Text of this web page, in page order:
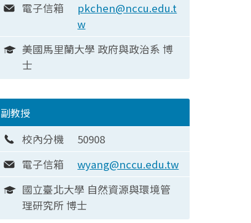
電子信箱
pkchen@nccu.edu.t
w
美國馬里蘭大學 政府與政治系 博
士
副教授
校內分機
50908
電子信箱
wyang@nccu.edu.tw
國立臺北大學 自然資源與環境管
理研究所 博士